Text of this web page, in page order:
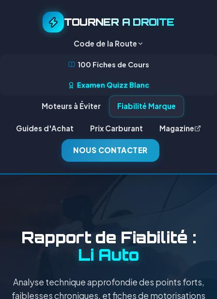
TOURNER A DROITE
Code de la Route
100 Fiches de Cours
Examen Quizz Blanc
Moteurs à Éviter Fiabilité Marque
Guides d'Achat Prix Carburant Magazine
NOUS CONTACTER
Rapport de Fiabilité :
Li Auto
Analyse technique approfondie des points forts,
faiblesses chroniques, et fiches de motorisations